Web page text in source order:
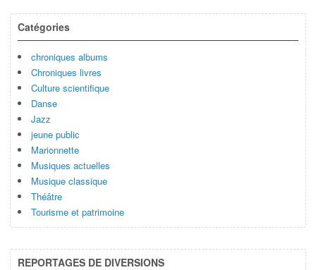
Catégories
chroniques albums
Chroniques livres
Culture scientifique
Danse
Jazz
jeune public
Marionnette
Musiques actuelles
Musique classique
Théâtre
Tourisme et patrimoine
REPORTAGES DE DIVERSIONS